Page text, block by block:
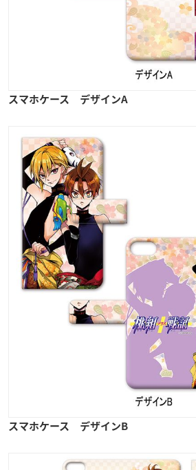
スマホケース デザインA
スマホケース デザインB